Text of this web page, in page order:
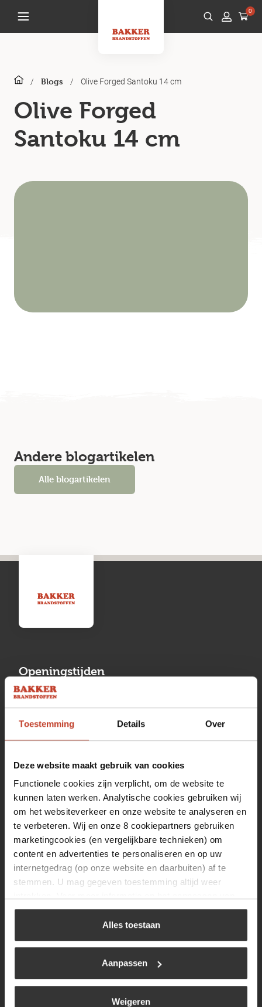
Toestemming Details Over
Deze website maakt gebruik van cookies
Functionele cookies zijn verplicht, om de website te
kunnen laten werken. Analytische cookies gebruiken wij
om het websiteverkeer en onze website te analyseren en
te verbeteren. Wij en onze 8 cookiepartners gebruiken
marketingcookies (en vergelijkbare technieken) om
content en advertenties te personaliseren en op uw
internetgedrag (op onze website en daarbuiten) af te
stemmen. U mag gegeven toestemming altijd weer
uw keuze op onze website verwijzen wij u naar ons
Alles toestaan
Aanpassen
Weigeren
0
/ Blogs / Olive Forged Santoku 14 cm
Olive Forged
Santoku 14 cm
Andere blogartikelen
Alle blogartikelen
Openingstijden
Maandag
13:00 tot 17:00
Dinsdag
08:00 tot 17:00
08:00 tot 17:00
Vrijdag
08:00 tot 17:00
Zaterdag
09:30 tot 12:00
Zondag
Gesloten
Navigatie
BBQ
Kamperen
Gastechniek